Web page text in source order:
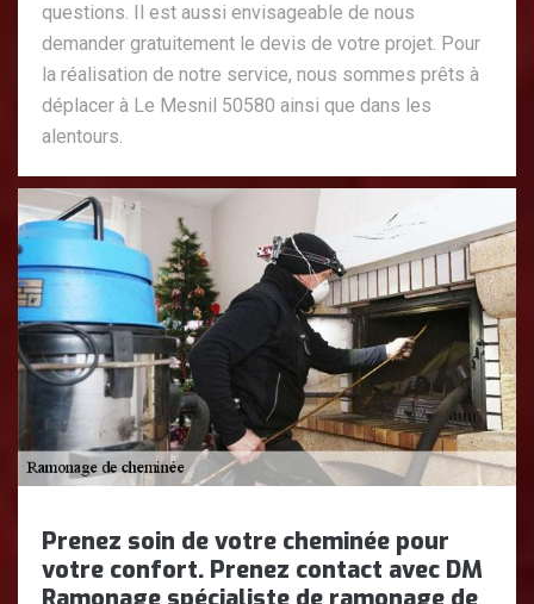
questions. Il est aussi envisageable de nous
demander gratuitement le devis de votre projet. Pour
la réalisation de notre service, nous sommes prêts à
déplacer à Le Mesnil 50580 ainsi que dans les
alentours.
Prenez soin de votre cheminée pour
votre confort. Prenez contact avec DM